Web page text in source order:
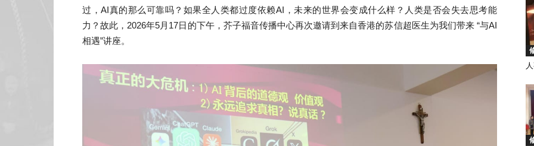
主
过，AI真的那么可靠吗？如果全人类都过度依赖AI ，未来的世界会变成什么样？人类是否会失去思考能
力？故此， 2026年5月 17日的下午， 芥子福音传播中心再次邀请到来自香港的苏信超医生为我们带来 “与AI
相遇”讲座。